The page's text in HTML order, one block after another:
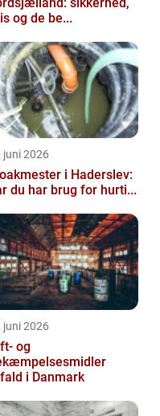
og de be...
juni 2026
i Haderslev:
du har brug for hurti...
juni 2026
og
i Danmark